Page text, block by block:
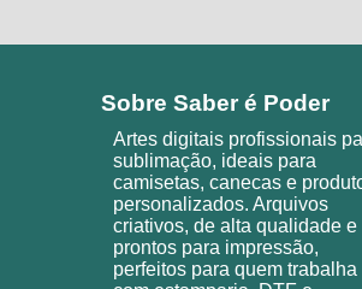
Sobre Saber é Poder
Artes digitais profissionais
sublimação, ideais para
camisetas, canecas e
personalizados. Arquivos
criativos, de alta qualidade e
prontos para impressão,
perfeitos para quem trabalha